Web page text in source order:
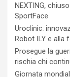
NEXTING,
SportFace
Uroclinic:
Robot ILY e alla
Prosegue la
rischia chi
Giornata